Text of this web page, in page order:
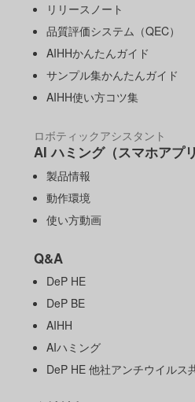
リリースノート
品質評価システム（QEC）
AIHHかんたんガイド
サンプル集かんたんガイド
AIHH使い方コツ集
ロボティックアシスタント
AI ハミング（スマホアプリ
製品情報
動作環境
使い方動画
Q&A
DeP HE
DeP BE
AIHH
AIハミング
DeP HE 他社アンチウイルス